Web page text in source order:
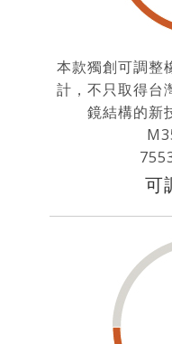
本款獨創可調整
計，不只取得台
鏡結構的新
可